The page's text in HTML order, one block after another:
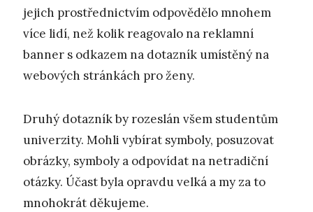
jejich prostřednictvím odpovědělo mnohem
více lidí, než kolik reagovalo na reklamní
banner s odkazem na dotazník umístěný na
webových stránkách pro ženy.
Druhý dotazník by rozeslán všem studentům
univerzity. Mohli vybírat symboly, posuzovat
obrázky, symboly a odpovídat na netradiční
otázky. Účast byla opravdu velká a my za to
mnohokrát děkujeme.